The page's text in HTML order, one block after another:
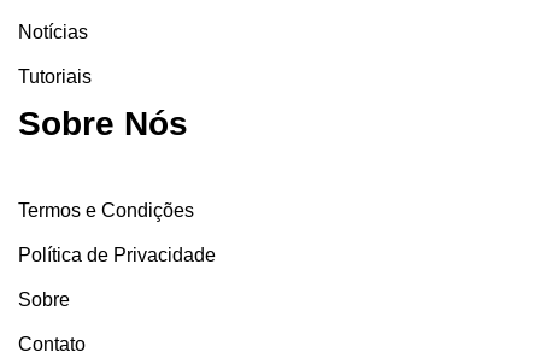
Notícias
Tutoriais
Sobre Nós
Termos e Condições
Política de Privacidade
Sobre
Contato